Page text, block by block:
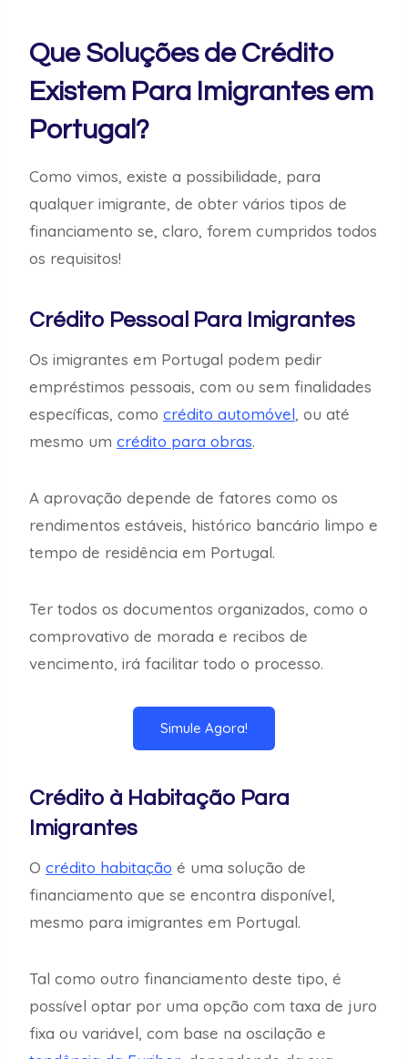
Que Soluções de Crédito
Existem Para Imigrantes em
Portugal?
Como vimos, existe a possibilidade, para
qualquer imigrante, de obter vários tipos de
financiamento se, claro, forem cumpridos todos
os requisitos!
Crédito Pessoal Para Imigrantes
Os imigrantes em Portugal podem pedir
empréstimos pessoais, com ou sem finalidades
específicas, como crédito automóvel, ou até
mesmo um crédito para obras.
A aprovação depende de fatores como os
rendimentos estáveis, histórico bancário limpo e
tempo de residência em Portugal.
Ter todos os documentos organizados, como o
comprovativo de morada e recibos de
vencimento, irá facilitar todo o processo.
Simule Agora!
Crédito à Habitação Para
Imigrantes
O crédito habitação é uma solução de
financiamento que se encontra disponível,
mesmo para imigrantes em Portugal.
Tal como outro financiamento deste tipo, é
possível optar por uma opção com taxa de juro
fixa ou variável, com base na oscilação e